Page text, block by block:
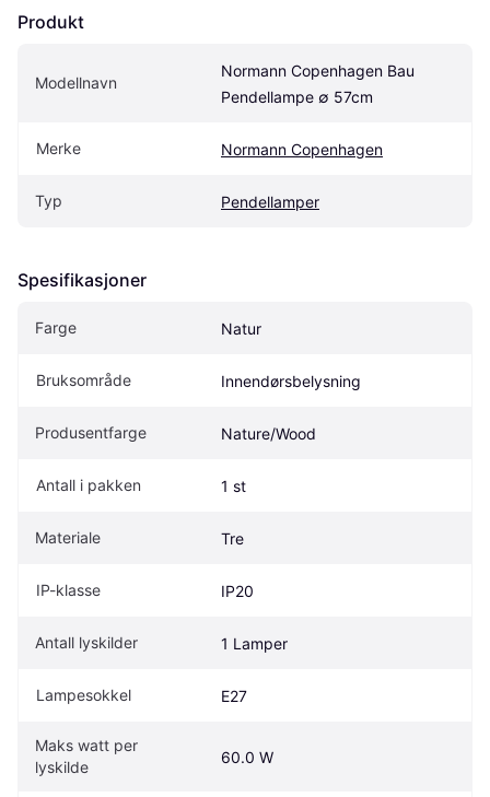
Produkt
Modellnavn
Normann Copenhagen Bau
Pendellampe ∅ 57cm
Merke Normann Copenhagen
Typ Pendellamper
Spesifikasjoner
Farge Natur
Bruksområde Innendørsbelysning
Produsentfarge Nature/Wood
Antall i pakken 1 st
Materiale Tre
IP-klasse IP20
Antall lyskilder 1 Lamper
Lampesokkel E27
Maks watt per
lyskilde
60.0 W